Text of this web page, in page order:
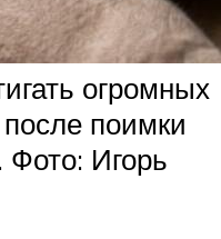
огромных
поимки
Фото: Игорь